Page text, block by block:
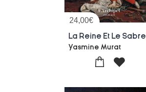
24,00€
La Reine Et Le Sabre
Yasmine Murat